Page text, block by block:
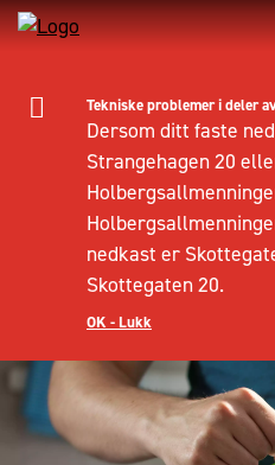
Tekniske problemer i deler
Dersom ditt faste
Strangehagen 20
nedkast er
Skottegaten 20.
OK - Lukk